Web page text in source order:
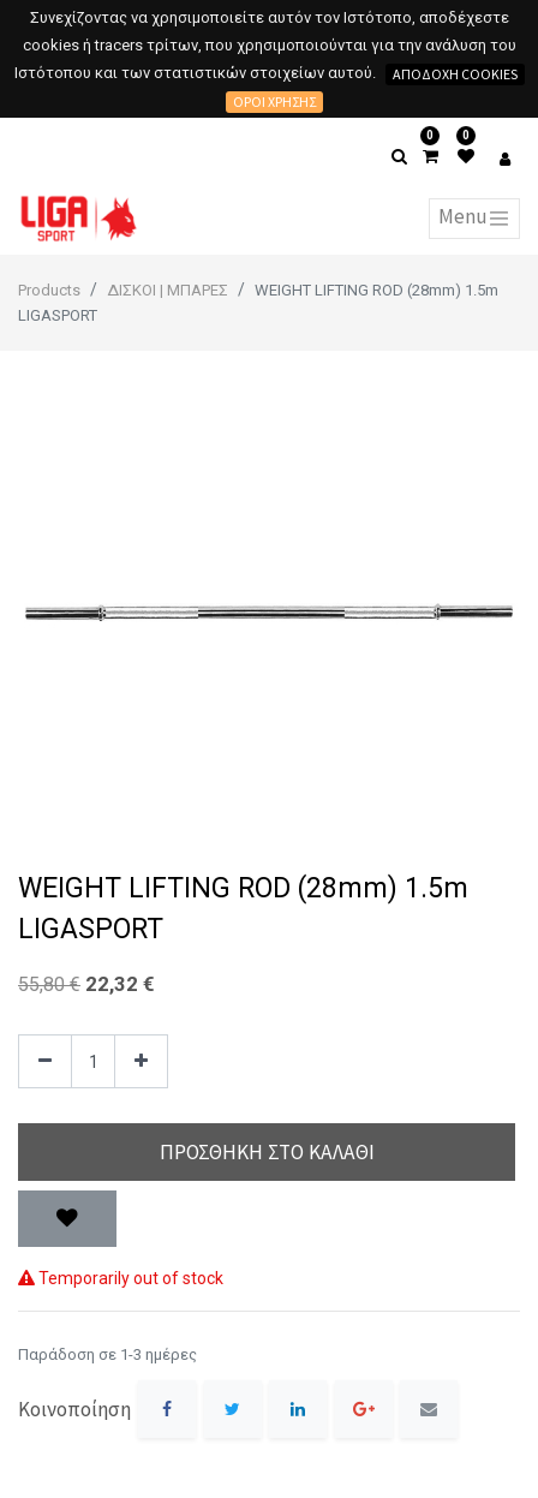
Συνεχίζοντας να χρησιμοποιείτε αυτόν τον Ιστότοπο, αποδέχεστε
cookies ή tracers τρίτων, που χρησιμοποιούνται για την ανάλυση του
Ιστότοπου και των στατιστικών στοιχείων αυτού.
ΑΠΟΔΟΧΉ COOKIES
ΌΡΟΙ ΧΡΉΣΗΣ
0 0
Products ΔΙΣΚΟΙ | ΜΠΑΡΕΣ
WEIGHT LIFTING ROD (28mm) 1.5m
LIGASPORT
WEIGHT LIFTING ROD (28mm) 1.5m
LIGASPORT
55,80€ 22,32 €
ΠΡΟΣΘΉΚΗ ΣΤΟ ΚΑΛΆΘΙ
Temporarily out of stock
Παράδοση σε 1-3 ημέρες
Κοινοποίηση